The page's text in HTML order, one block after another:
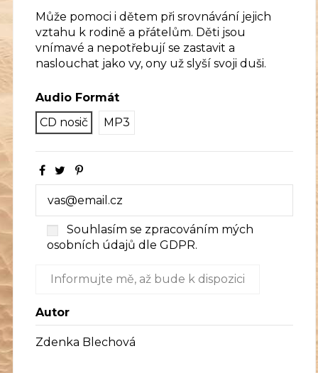
Může pomoci i dětem při srovnávání jejich
vztahu k rodině a přátelům. Děti jsou
vnímavé a nepotřebují se zastavit a
naslouchat jako vy, ony už slyší svoji duši.
Audio Formát
CD nosič
MP3
Souhlasím se zpracováním mých
osobních údajů dle GDPR.
Autor
Zdenka Blechová